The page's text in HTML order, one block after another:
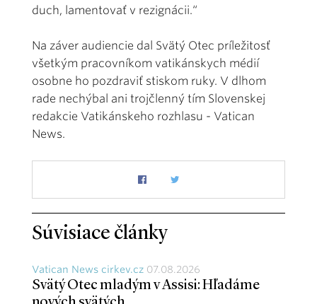
duch, lamentovať v rezignácii.“
Na záver audiencie dal Svätý Otec príležitosť
všetkým pracovníkom vatikánskych médií
osobne ho pozdraviť stiskom ruky. V dlhom
rade nechýbal ani trojčlenný tím Slovenskej
redakcie Vatikánskeho rozhlasu - Vatican
News.
Súvisiace články
Vatican News cirkev.cz 07.08.2026
Svätý Otec mladým v Assisi: Hľadáme